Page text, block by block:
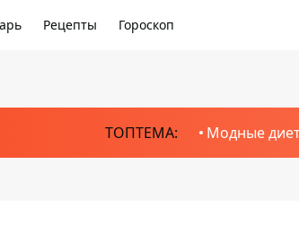
Рецепты Гороскоп
ТОПТЕМА: Модные